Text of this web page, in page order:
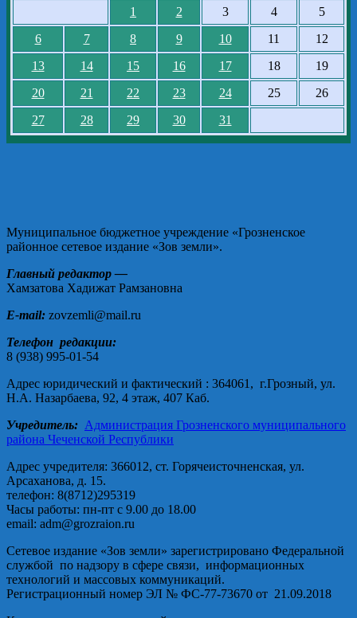
1
2 3 4
5
6
7 8 9 10 11
12
13
14 15 16 17 18
19
20
21 22 23 24 25
26
27
28 29 30 31
Муниципальное бюджетное учреждение «Грозненское
районное сетевое издание «Зов земли».
Главный редактор —
Хамзатова Хадижат Рамзановна
E-mail: zovzemli@mail.ru
Телефон редакции:
8 (938) 995-01-54
Адрес юридический и фактический : 364061, г.Грозный, ул.
Н.А. Назарбаева, 92, 4 этаж, 407 Каб.
Учредитель: Администрация Грозненского муниципального
района Чеченской Республики
Адрес учредителя: 366012, ст. Горячеисточненская, ул.
Арсаханова, д. 15.
телефон: 8(8712)295319
Часы работы: пн-пт с 9.00 до 18.00
email: adm@grozraion.ru
Сетевое издание «Зов земли» зарегистрировано Федеральной
службой по надзору в сфере связи, информационных
технологий и массовых коммуникаций.
Регистрационный номер ЭЛ № ФС-77-73670 от 21.09.2018